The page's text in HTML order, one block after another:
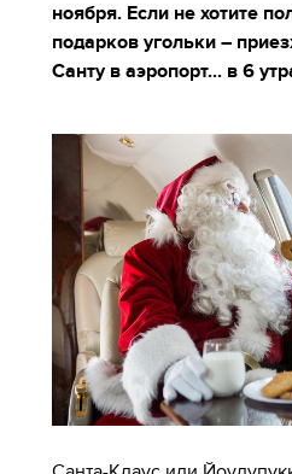
ноября. Если не хотите
подарков угольки –
Санту в аэропорт... в 6